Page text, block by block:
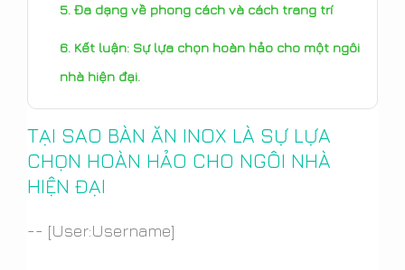
Đa dạng về phong cách và cách trang trí
Kết luận: Sự lựa chọn hoàn hảo cho một ngôi
nhà hiện đại.
TẠI SAO BÀN ĂN INOX LÀ SỰ LỰA
CHỌN HOÀN HẢO CHO NGÔI NHÀ
HIỆN ĐẠI
-- [User:Username]